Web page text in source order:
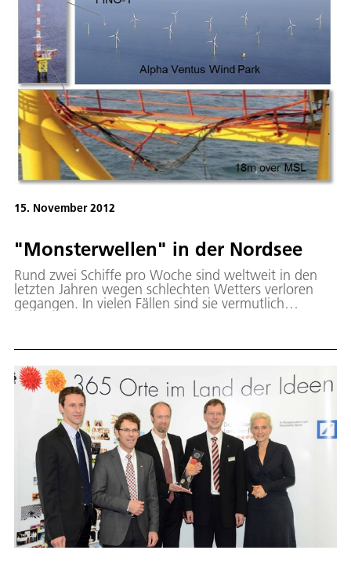
15. November 2012
"Monsterwellen" in der Nordsee
Rund zwei Schiffe pro Woche sind weltweit in den
letzten Jahren wegen schlechten Wetters verloren
gegangen. In vielen Fällen sind sie vermutlich
abnormaler Form, denen die Konstruktion der Schiffe
der Monsterwellen wurde lange Zeit bezweifelt.
Allerdings zeigen die neuesten Fernerkundungsdaten
und kontinuierlichen Beobachtungen an Offshore-
Plattformen viele Fälle von solchen extremen
Ereignissen auf offener See. Forschungsarbeiten am
Earth Observation Center des DLR helfen, das
Phänomen besser zu verstehen.